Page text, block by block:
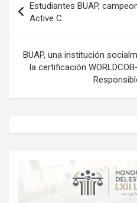
de
entradas
Estudiantes BUAP,
Active C
BUAP, una institución
la certificación